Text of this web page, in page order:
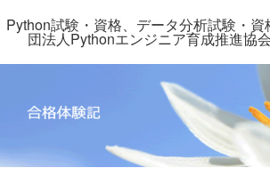
Python試験・資格、データ分析試験・
団法人Pythonエンジニア育成推進協